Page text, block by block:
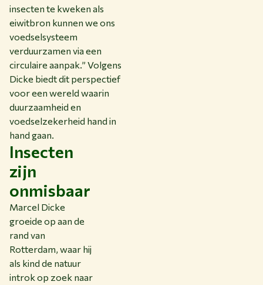
insecten te kweken als
eiwitbron kunnen we ons
voedselsysteem
verduurzamen via een
circulaire aanpak.” Volgens
Dicke biedt dit perspectief
voor een wereld waarin
duurzaamheid en
voedselzekerheid hand in
hand gaan.
Insecten
zijn
onmisbaar
Marcel Dicke
groeide op aan de
rand van
Rotterdam, waar hij
als kind de natuur
introk op zoek naar